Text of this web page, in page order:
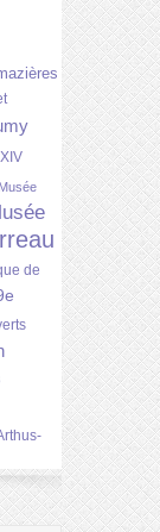
Musée
de